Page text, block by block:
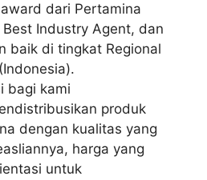
dari Pertamina
Industry Agent, dan
baik di tingkat Regional
bagi kami
produk
dengan kualitas yang
harga yang
untuk